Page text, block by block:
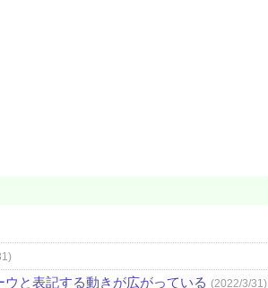
ウと表記する動きが広がっている (2022/3/31)